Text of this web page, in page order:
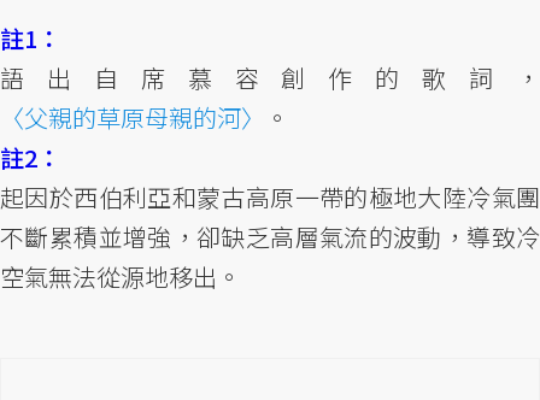
註1：
語出自席慕容創作的歌詞，
〈父親的草原母親的河〉
。
註2：
起因於西伯利亞和蒙古高原一帶的極地大陸冷氣團
不斷累積並增強，卻缺乏高層氣流的波動，導致冷
空氣無法從源地移出。